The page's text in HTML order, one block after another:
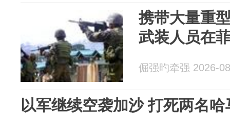
携带大量重
武装人员在
倔强旳牵强 2026-
以军继续空袭加沙 打死两名